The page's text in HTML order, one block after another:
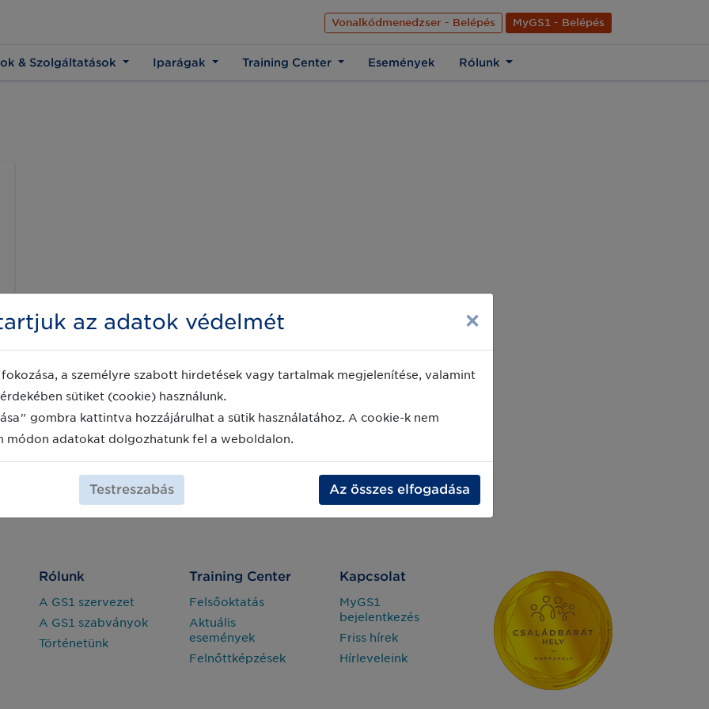
Az üzleti élet közös nyelve Hírek Kapcsolat Rólunk
EN
Vonalkódmenedzser - Belépés
MyGS1 - Belépés
& Szolgáltatások Iparágak Training Center Események Rólunk
Rólunk
A GS1 szervezet
A GS1 szabványok
Történetünk
Training Center
Felsőoktatás
Aktuális
események
Felnőttképzések
Kapcsolat
MyGS1
bejelentkezés
Friss hírek
Hírleveleink
az adatok védelmét ×
a személyre szabott hirdetések vagy tartalmak megjelenítése, valamint
sütiket (cookie) használunk.
gombra kattintva hozzájárulhat a sütik használatához. A cookie-k nem
módon adatokat dolgozhatunk fel a weboldalon.
Testreszabás Az összes elfogadása